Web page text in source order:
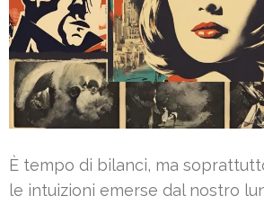
È tempo di bilanci, ma
le intuizioni emerse dal nostro